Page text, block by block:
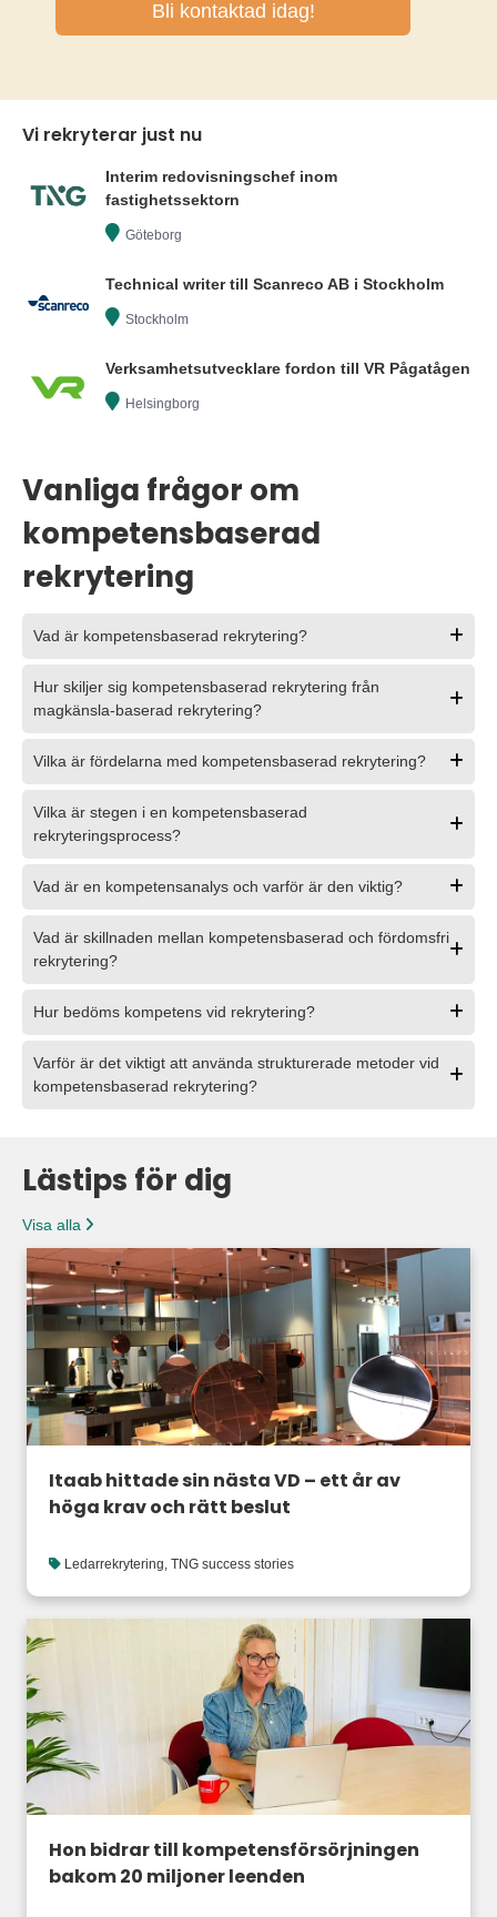
Vi rekryterar just nu
Interim redovisningschef inom
fastighetssektorn
Göteborg
Technical writer till Scanreco AB i Stockholm
Stockholm
Verksamhetsutvecklare fordon till VR Pågatågen
Helsingborg
Vanliga frågor om
kompetensbaserad
rekrytering
Vad är kompetensbaserad rekrytering?
Hur skiljer sig kompetensbaserad rekrytering från
magkänsla-baserad rekrytering?
Vilka är fördelarna med kompetensbaserad rekrytering?
Vilka är stegen i en kompetensbaserad
rekryteringsprocess?
Vad är en kompetensanalys och varför är den viktig?
Vad är skillnaden mellan kompetensbaserad och fördomsfri
rekrytering?
Hur bedöms kompetens vid rekrytering?
Varför är det viktigt att använda strukturerade metoder vid
kompetensbaserad rekrytering?
Lästips för dig
Visa alla
Itaab hittade sin nästa VD – ett år av
höga krav och rätt beslut
Ledarrekrytering TNG success stories
Hon bidrar till kompetensförsörjningen
bakom 20 miljoner leenden